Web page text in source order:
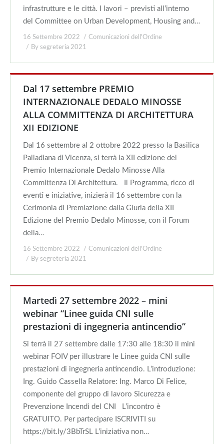
infrastrutture e le città. I lavori – previsti all’interno
del Committee on Urban Development, Housing and…
16 Settembre 2022
Comunicazioni dell'Ordine
By segreteria 2021
Dal 17 settembre PREMIO
INTERNAZIONALE DEDALO MINOSSE
ALLA COMMITTENZA DI ARCHITETTURA
XII EDIZIONE
Dal 16 settembre al 2 ottobre 2022 presso la Basilica
Palladiana di Vicenza, si terrà la XII edizione del
Premio Internazionale Dedalo Minosse Alla
Committenza Di Architettura. Il Programma, ricco di
eventi e iniziative, inizierà il 16 settembre con la
Cerimonia di Premiazione dalla Giuria della XII
Edizione del Premio Dedalo Minosse, con il Forum
della…
16 Settembre 2022
Comunicazioni dell'Ordine
By segreteria 2021
Martedì 27 settembre 2022 – mini
webinar “Linee guida CNI sulle
prestazioni di ingegneria antincendio”
Si terrà il 27 settembre dalle 17:30 alle 18:30 il mini
webinar FOIV per illustrare le Linee guida CNI sulle
prestazioni di ingegneria antincendio. L’introduzione:
Ing. Guido Cassella Relatore: Ing. Marco Di Felice,
componente del gruppo di lavoro Sicurezza e
Prevenzione Incendi del CNI L’incontro è
GRATUITO. Per partecipare ISCRIVITI su
https://bit.ly/3BbTrSL L’iniziativa non…